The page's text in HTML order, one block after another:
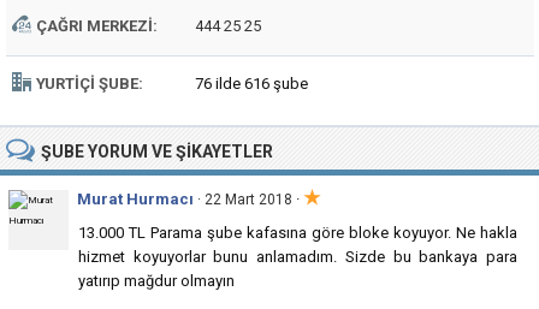
ÇAĞRI MERKEZI: 444 25 25
YURTIÇI ŞUBE: 76 ilde 616 şube
ŞUBEYORUM VE ŞIKAYETLER
Murat Hurmacı · 22 Mart 2018 · ★
13.000 TL Parama şube kafasına göre bloke koyuyor. Ne hakla
hizmet koyuyorlar bunu anlamadım. Sizde bu bankaya para
yatırıp mağdur olmayın